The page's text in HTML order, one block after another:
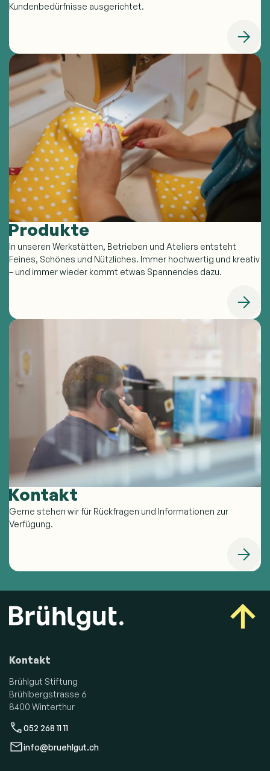
Kundenbedürfnisse ausgerichtet.
Produkte
In unseren Werkstätten, Betrieben und Ateliers entsteht
Feines, Schönes und Nützliches. Immer hochwertig und kreativ
– und immer wieder kommt etwas Spannendes dazu.
Kontakt
Gerne stehen wir für Rückfragen und Informationen zur
Verfügung.
Kontakt
Brühlgut Stiftung
Brühlbergstrasse 6
8400 Winterthur
052 268 11 11
info@bruehlgut.ch